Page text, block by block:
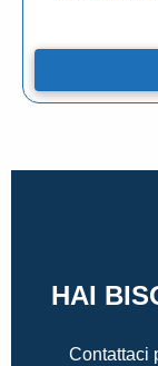
HAI
Contattaci